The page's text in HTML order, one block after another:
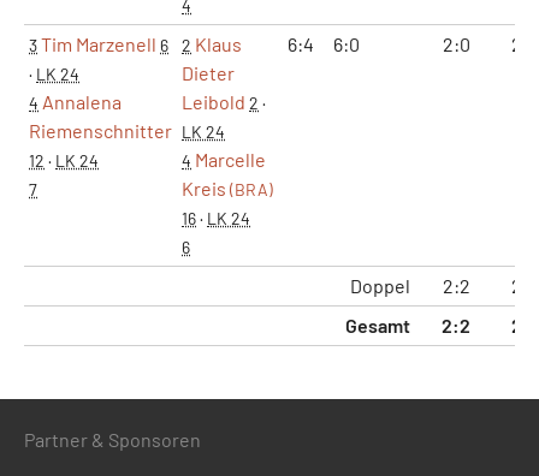
4
3Tim Marzenell 6
· LK 24
4 Annalena
Riemenschnitter
12 · LK 24
7
2 Klaus
Dieter
Leibold 2 ·
LK 24
4 Marcelle
Kreis (BRA)
16· LK 24
6
6:4 6:0 2:0 2:0
Doppel 2:2
2:2
Gesamt
2:2 2:2
Partner & Sponsoren